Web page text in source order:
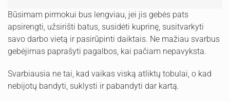
Būsimam pirmokui bus lengviau, jei jis gebės pats
apsirengti, užsirišti batus, susidėti kuprinę, susitvarkyti
savo darbo vietą ir pasirūpinti daiktais. Ne mažiau svarbus
gebėjimas paprašyti pagalbos, kai pačiam nepavyksta.
Svarbiausia ne tai, kad vaikas viską atliktų tobulai, o kad
nebijotų bandyti, suklysti ir pabandyti dar kartą.